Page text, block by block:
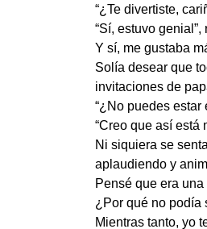
“¿Te divertiste,
“Sí, estuvo genial”,
Y sí, me gustaba
Solía desear que
invitaciones de
“¿No puedes estar
“Creo que así está
Ni siquiera se
aplaudiendo y
Pensé que era
¿Por qué no podía
Mientras tanto, yo